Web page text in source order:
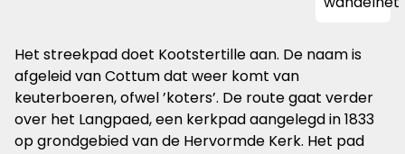
Het streekpad doet Kootstertille aan. De naam is
afgeleid van Cottum dat weer komt van
keuterboeren, ofwel ’koters’. De route gaat verder
over het Langpaed, een kerkpad aangelegd in 1833
op grondgebied van de Hervormde Kerk. Het pad